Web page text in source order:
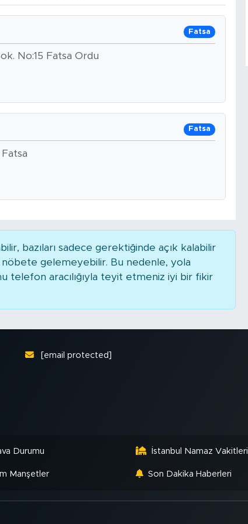
Fatsa
No:15 Fatsa Ordu
Fatsa
bazıları sadece gerektiğinde açık kalabilir
gelemeyebilir. Bu nedenle, yola
telefon aracılığıyla teyit etmeniz iyi bir fikir
[email protected]
Durumu İstanbul Namaz Vakitleri
Manşetler Son Dakika Haberleri